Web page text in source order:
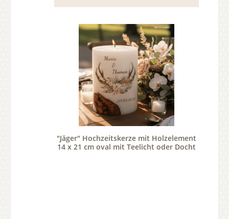
"Jäger" Hochzeitskerze mit Holzelement
14 x 21 cm oval mit Teelicht oder Docht